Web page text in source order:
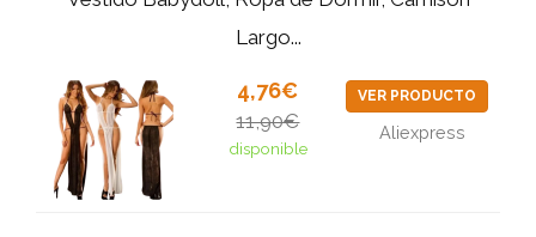
Largo...
4,76€
11,90€
disponible
VER PRODUCTO
Aliexpress